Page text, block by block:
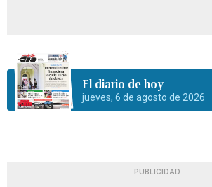
El diario de hoy
jueves, 6 de agosto de 2026
PUBLICIDAD